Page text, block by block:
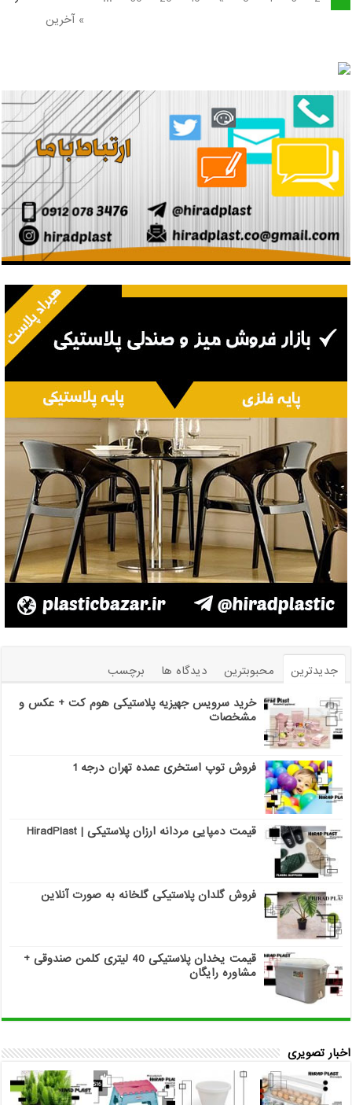
» آخرین
جدیدترین محبوبترین دیدگاه ها
برچسب
خرید سرویس جهیزیه پلاستیکی هوم کت + عکس و
مشخصات
فروش توپ استخری عمده تهران درجه 1
قیمت دمپایی مردانه ارزان پلاستیکی | HiradPlast
فروش گلدان پلاستیکی گلخانه به صورت آنلاین
قیمت یخدان پلاستیکی 40 لیتری کلمن صندوقی +
مشاوره رایگان
اخبار تصویری